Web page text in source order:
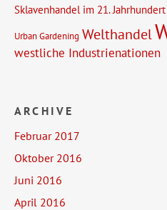
Sklavenhandel im 21. Jahrhundert
Urban Gardening Welthandel
westliche Industrienationen
ARCHIVE
Februar 2017
Oktober 2016
Juni 2016
April 2016